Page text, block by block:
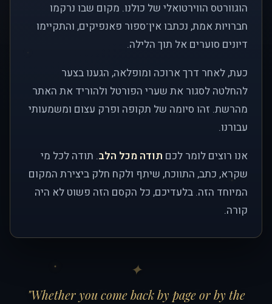
הוגוורטס הווירטואלי של כולנו. מקום שבו נרקמו
חברויות אמת, נכתבו אין־ספור פאנפיקים, והתקיימו
דיונים סוערים אל תוך הלילה.
כעת, לאחר דרך ארוכה ומופלאה, הגענו בצער
להחלטה לסגור את שערי הפורטל ולהוריד את האתר
מהרשת. זהו סיומה של תקופה ופרק עצום ומשמעותי
עבורנו.
אנו רוצים לומר לכם תודה מכל הלב. תודה לכל מי
שקרא, כתב, התווכח, שיתף ולקח חלק ביצירת המקום
המיוחד הזה. בלעדיכם, כל הקסם הזה פשוט לא היה
קורה.
"Whether you come back by page or by the